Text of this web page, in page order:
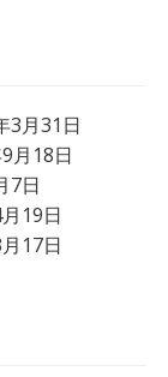
3月31日
月18日
7日
19日
17日